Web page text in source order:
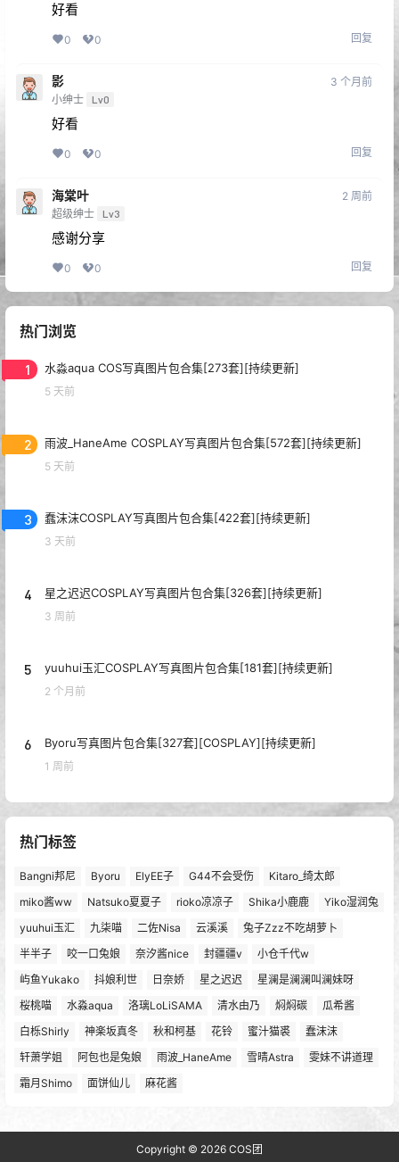
好看
0 0 回复
影
小绅士 Lv0
3 个月前
好看
0 0 回复
海棠叶
超级绅士 Lv3
2 周前
感谢分享
0 0 回复
热门浏览
1 水淼aqua COS写真图片包合集[273套][持续更新]
5 天前
2 雨波_HaneAme COSPLAY写真图片包合集[572套][持续更新]
5 天前
3 蠢沫沫COSPLAY写真图片包合集[422套][持续更新]
3 天前
4 星之迟迟COSPLAY写真图片包合集[326套][持续更新]
3 周前
5 yuuhui玉汇COSPLAY写真图片包合集[181套][持续更新]
2 个月前
6 Byoru写真图片包合集[327套][COSPLAY][持续更新]
1 周前
热门标签
Bangni邦尼 Byoru ElyEE子 G44不会受伤
Kitaro_绮太郎
miko酱ww
Natsuko夏夏子 rioko凉凉子 Shika小鹿鹿
Yiko湿润兔
yuuhui玉汇
九柒喵 二佐Nisa 云溪溪
兔子Zzz不吃胡萝卜
半半子
咬一口兔娘 奈汐酱nice 封疆疆v
小仓千代w
屿鱼Yukako
抖娘利世 日奈娇 星之迟迟
星澜是澜澜叫澜妹呀
桜桃喵
水淼aqua 洛璃LoLiSAMA 清水由乃 焖焖碳
瓜希酱
白栎Shirly
神楽坂真冬 秋和柯基 花铃 蜜汁猫裘
蠢沫沫
轩萧学姐
阿包也是兔娘 雨波_HaneAme 雪晴Astra
雯妹不讲道理
霜月Shimo
面饼仙儿 麻花酱
Copyright © 2026 COS团